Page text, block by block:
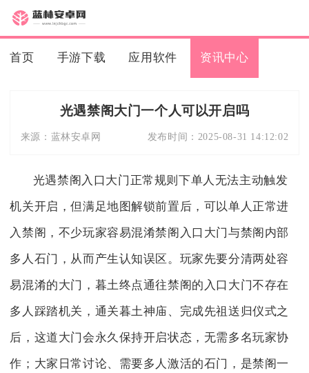
首页 手游下载 应用软件 资讯中心
光遇禁阁大门一个人可以开启吗
来源： 蓝林安卓网 发布时间： 2025-08-31 14:12:02
光遇禁阁入口大门正常规则下单人无法主动触发
机关开启，但满足地图解锁前置后，可以单人正常进
入禁阁，不少玩家容易混淆禁阁入口大门与禁阁内部
多人石门，从而产生认知误区。玩家先要分清两处容
易混淆的大门，暮土终点通往禁阁的入口大门不存在
多人踩踏机关，通关暮土神庙、完成先祖送归仪式之
后，这道大门会永久保持开启状态，无需多名玩家协
作；大家日常讨论、需要多人激活的石门，是禁阁一